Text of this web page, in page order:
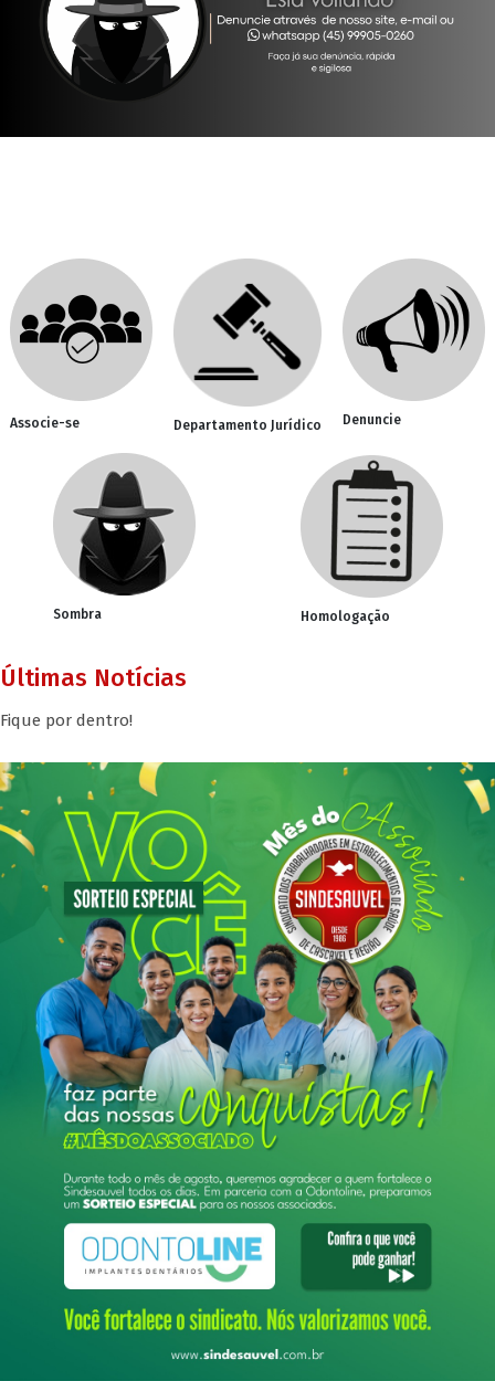
Associe-se Departamento Jurídico Denuncie
Sombra Homologação
Últimas Notícias
Fique por dentro!